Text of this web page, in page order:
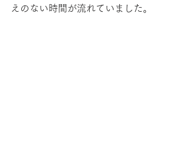
えのない時間が流れていました。